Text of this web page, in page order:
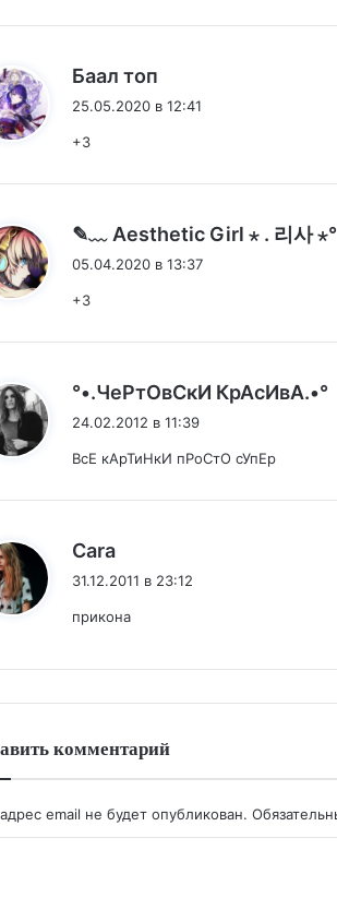
Баал топ
25.05.2020 в 12:41
+3
✎﹏ Aesthetic Girl ⋆ . 리사 ⋆°
05.04.2020 в 13:37
+3
°•.ЧеРтОвСкИ КрАсИвА.•°
24.02.2012 в 11:39
ВсЕ кАрТиНкИ пРоСтО сУпЕр
Cara
31.12.2011 в 23:12
прикона
комментарий
email не будет опубликован.